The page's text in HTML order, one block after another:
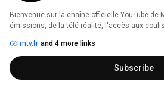
Bienvenue sur la chaîne officielle YouTube de
émissions, de la télé-réalité, l'accès aux
mtv.fr and 4 more links
Subscribe